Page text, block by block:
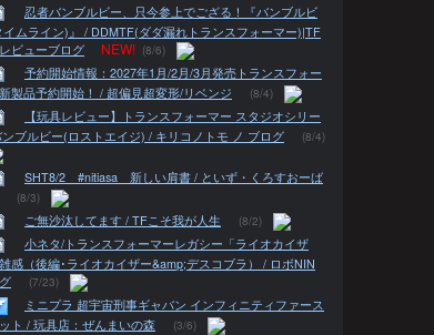
忍者バンブルビー、只今参上でござる！『バンブルビ
イムライン)』 / DDMTF(ダダ漏れトランスフォーマー)|TF
ビューブログ
NEW! (8/6)
予約開始情報：2027年1月/2月/3月発売トランスフォー
製品予約開始！ / 超偏見超変形/リベンジ
(8/4)
【玩具レビュー】トランスフォーマー スタジオシリー
ンブルビー(ロストエイジ) / キリコノトモ ノ ブログ
(8/4)
SHT8/2 #nitiasa 新しい肩書 / といず・くろすおーば
(8/3)
ご無沙汰してます / TFこそ我が人生 (8/2)
小ネタ/トランスフォーマーレガシー「ライオカイザ
感（後編･ライオカイザー&amp;デスコブラ） / ロボNIN
(7/23)
ミニプラ 超宇宙刑事ギャバン インフィニティファース
ト / 玩具店：ぜんまいの森
(3/6)